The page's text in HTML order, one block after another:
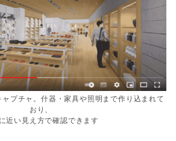
プチャ。什器・家具や照明まで作り込まれて
おり、
近い見え方で確認できます